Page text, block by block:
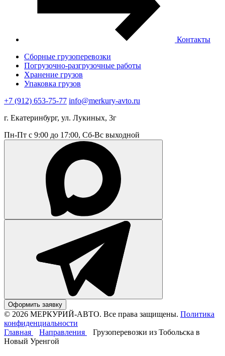
Контакты
Сборные грузоперевозки
Погрузочно-разгрузочные работы
Хранение грузов
Упаковка грузов
+7 (912) 653-75-77 info@merkury-avto.ru
г. Екатеринбург, ул. Лукиных, 3г
Пн-Пт с 9:00 до 17:00, Сб-Вс выходной
Оформить заявку
© 2026 МЕРКУРИЙ-АВТО. Все права защищены. Политика
конфиденциальности
Главная
Направления
Грузоперевозки из Тобольска в
Новый Уренгой